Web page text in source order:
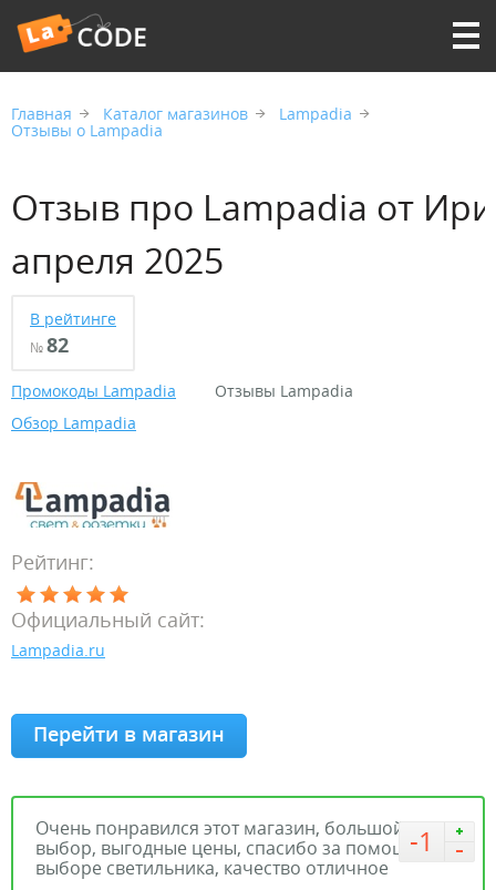
Главная Каталог магазинов Lampadia
Отзывы о Lampadia
Отзыв про Lampadia от
апреля 2025
В рейтинге
№82
Промокоды Lampadia
Отзывы Lampadia
Обзор Lampadia
Рейтинг:
Официальный сайт:
Lampadia.ru
Перейти в магазин
-1
Очень понравился этот магазин, большой
выбор, выгодные цены, спасибо за помощь в
выборе светильника, качество отличное